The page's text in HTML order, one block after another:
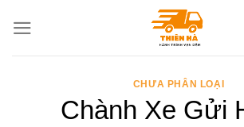
CHƯA PHÂN LOẠI
Chành Xe Gửi